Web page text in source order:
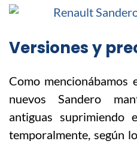
Versiones y
Como mencionábamos
nuevos Sandero
antiguas suprimiendo
temporalmente, según